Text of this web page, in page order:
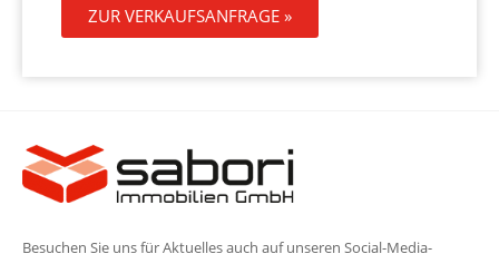
ZUR VERKAUFSANFRAGE »
Besuchen Sie uns für Aktuelles auch auf unseren Social-Media-